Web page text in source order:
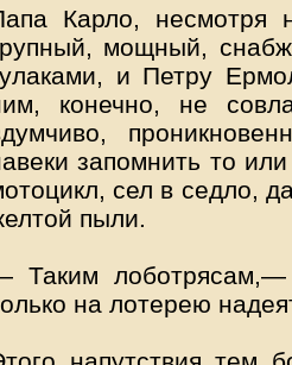
Карло, несмотря
мощный,
и Петру
конечно, не
запомнить то
сел в седло,
пыли.
Таким
на лотерею